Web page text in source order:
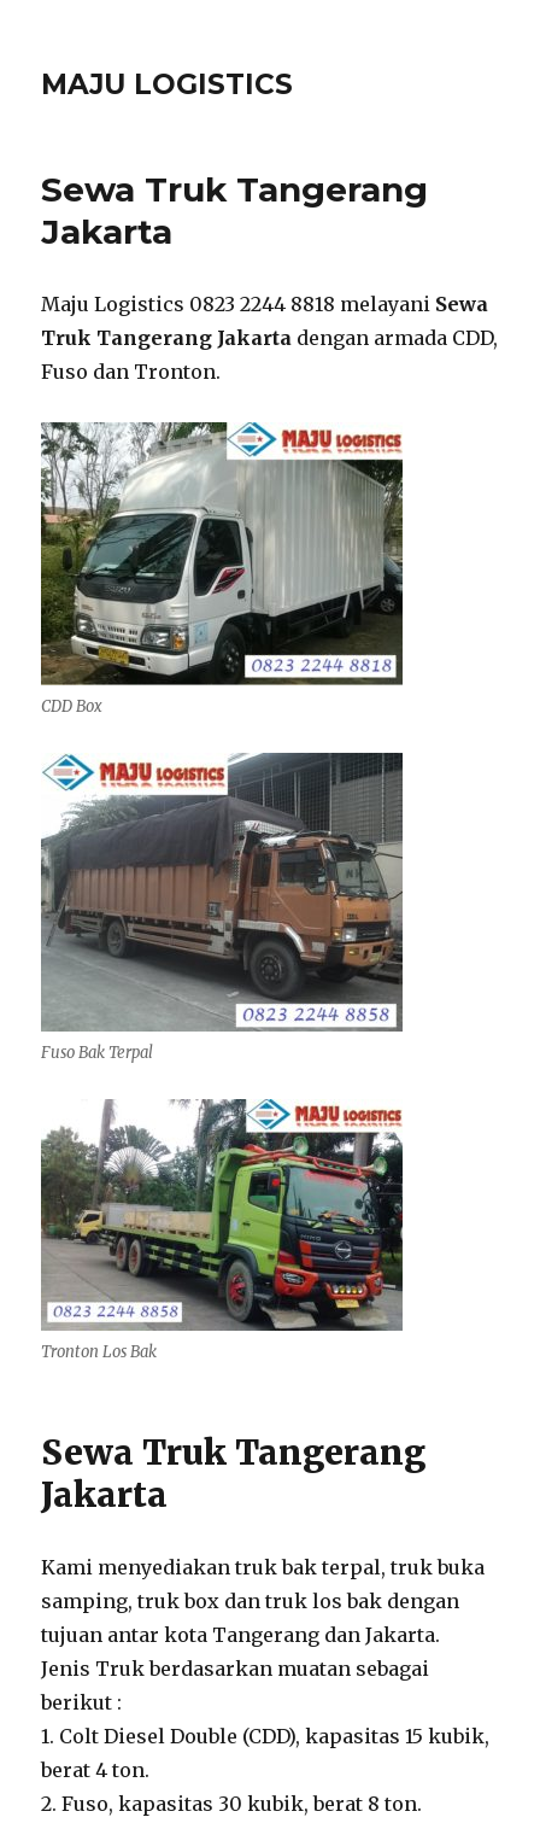
MAJU LOGISTICS
Sewa Truk Tangerang
Jakarta
Maju Logistics 0823 2244 8818 melayani Sewa
Truk Tangerang Jakarta dengan armada CDD,
Fuso dan Tronton.
CDD Box
Fuso Bak Terpal
Tronton Los Bak
Sewa Truk Tangerang
Jakarta
Kami menyediakan truk bak terpal, truk buka
samping, truk box dan truk los bak dengan
tujuan antar kota Tangerang dan Jakarta.
Jenis Truk berdasarkan muatan sebagai
berikut :
1. Colt Diesel Double (CDD), kapasitas 15 kubik,
berat 4 ton.
2. Fuso, kapasitas 30 kubik, berat 8 ton.